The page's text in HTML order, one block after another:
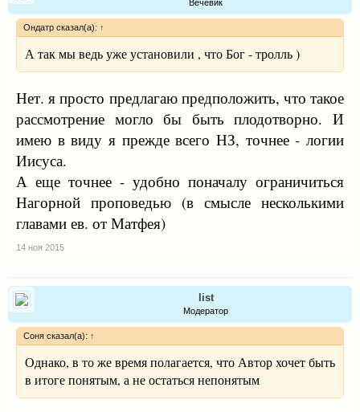
Вечевик
Ондатр сказал(а): ↑
А так мы ведь уже установили , что Бог - тролль )
Нет. я просто предлагаю предположить, что такое
рассмотрение могло бы быть плодотворно. И
имею в виду я прежде всего НЗ, точнее - логии
Иисуса.
А еще точнее - удобно поначалу ограничиться
Нагорной проповедью (в смысле несколькими
главами ев. от Матфея)
14 ноя 2015
list
Модератор
Соня сказал(а): ↑
Однако, в то же время полагается, что Автор хочет быть
в итоге понятым, а не остаться непонятым